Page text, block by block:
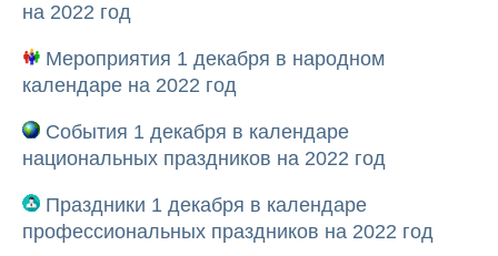
на 2022 год
Мероприятия 1 декабря в народном
календаре на 2022 год
События 1 декабря в календаре
национальных праздников на 2022 год
Праздники 1 декабря в календаре
профессиональных праздников на 2022 год